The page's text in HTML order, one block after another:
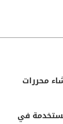
محررات
في